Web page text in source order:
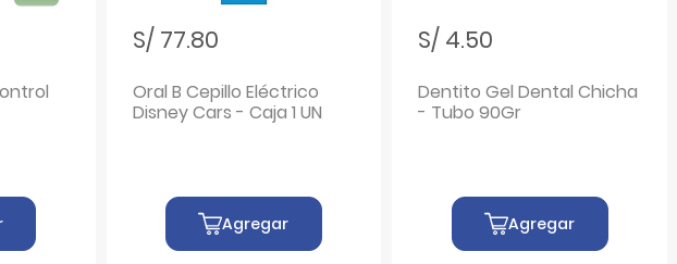
S/ 77.80
Oral B Cepillo Eléctrico
Disney Cars - Caja 1 UN
Agregar
S/ 4.50
Dentito Gel Dental Chicha
- Tubo 90Gr
Agregar